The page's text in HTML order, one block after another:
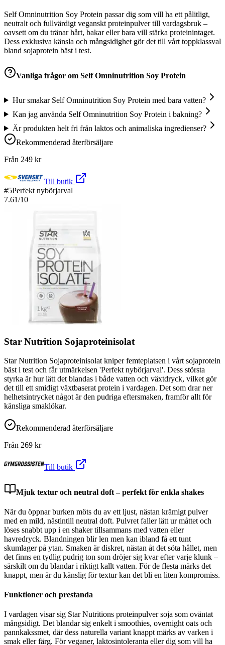
Self Omninutrition Soy Protein passar dig som vill ha ett pålitligt,
neutralt och fullvärdigt veganskt proteinpulver till vardagsbruk –
oavsett om du tränar hårt, bakar eller bara vill stärka proteinintaget.
Dess exklusiva känsla och mångsidighet gör det till vårt toppklassval
bland sojaprotein bäst i test.
Vanliga frågor om Self Omninutrition Soy Protein
Hur smakar Self Omninutrition Soy Protein med bara vatten?
Kan jag använda Self Omninutrition Soy Protein i bakning?
Är produkten helt fri från laktos och animaliska ingredienser?
Rekommenderad återförsäljare
Från 249 kr
Till butik
#5Perfekt nybörjarval
7.61/10
Star Nutrition Sojaproteinisolat
Star Nutrition Sojaproteinisolat kniper femteplatsen i vårt sojaprotein
bäst i test och får utmärkelsen 'Perfekt nybörjarval'. Dess största
styrka är hur lätt det blandas i både vatten och växtdryck, vilket gör
det till ett smidigt växtbaserat protein i vardagen. Det som drar ner
helhetsintrycket något är den pudriga eftersmaken, framför allt för
känsliga smaklökar.
Rekommenderad återförsäljare
Från 269 kr
Till butik
Mjuk textur och neutral doft – perfekt för enkla shakes
När du öppnar burken möts du av ett ljust, nästan krämigt pulver
med en mild, nästintill neutral doft. Pulvret faller lätt ur måttet och
löses snabbt upp i en shaker tillsammans med vatten eller
havredryck. Blandningen blir len men kan ibland få ett tunt
skumlager på ytan. Smaken är diskret, nästan åt det söta hållet, men
det finns en tydlig pudrig ton som dröjer sig kvar efter varje klunk –
särskilt om du blandar i riktigt kallt vatten. För de flesta märks det
knappt, men är du känslig för textur kan det bli en liten kompromiss.
Funktioner och prestanda
I vardagen visar sig Star Nutritions proteinpulver soja som oväntat
mångsidigt. Det blandar sig enkelt i smoothies, overnight oats och
pannkakssmet, där dess naturella variant knappt märks av varken i
smak eller färg. För veganer, laktosintoleranta eller dig som vill ha